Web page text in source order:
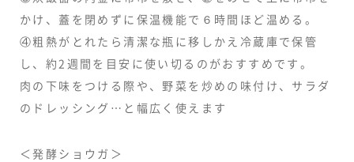
かけ、蓋を閉めずに保温機能で６時間ほど温める。
④粗熱がとれたら清潔な瓶に移しかえ冷蔵庫で保管
し、約2週間を目安に使い切るのがおすすめです。
肉の下味をつける際や、野菜を炒めの味付け、サラダ
のドレッシング…と幅広く使えます
＜発酵ショウガ＞